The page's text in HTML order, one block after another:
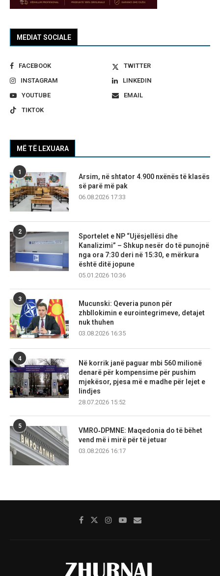
MEDIAT SOCIALE
FACEBOOK
TWITTER
INSTAGRAM
LINKEDIN
YOUTUBE
EMAIL
TIKTOK
MË TË LEXUARA
1
Arsim, në shtator 4.900 nxënës të klasës
së parë më pak
06.08.2026 17:33
2
Sportelet e NP “Ujësjellësi dhe
Kanalizimi” – Shkup nesër do të punojnë
nga ora 7:30 deri në 15:30, e mërkura
është ditë jopune
05.01.2026 10:36
3
Mucunski: Qeveria punon për
zhbllokimin e eurointegrimeve, detajet
nuk thuhen
03.08.2026 16:35
4
Në korrik janë paguar mbi 560 milionë
denarë për kompensime për pushim
mjekësor, pjesa më e madhe për lejet e
lindjes
28.07.2026 15:52
5
VMRO‑DPMNE: Maqedonia do të bëhet
vend më i mirë për të jetuar
03.08.2026 16:17